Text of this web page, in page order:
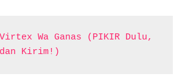
Virtex Wa Ganas (PIKIR Dulu,
dan Kirim!)